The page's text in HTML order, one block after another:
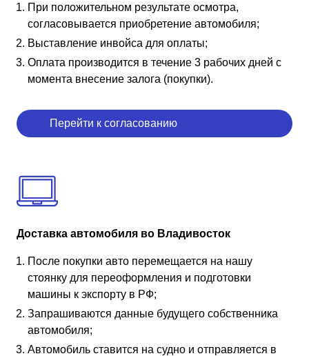
При положительном результате осмотра,
согласовывается приобретение автомобиля;
Выставление инвойса для оплаты;
Оплата производится в течение 3 рабочих дней с
момента внесение залога (покупки).
Перейти к согласованию
Доставка автомобиля во Владивосток
После покупки авто перемещается на нашу
стоянку для переоформления и подготовки
машины к экспорту в РФ;
Запрашиваются данные будущего собственника
автомобиля;
Автомобиль ставится на судно и отправляется в